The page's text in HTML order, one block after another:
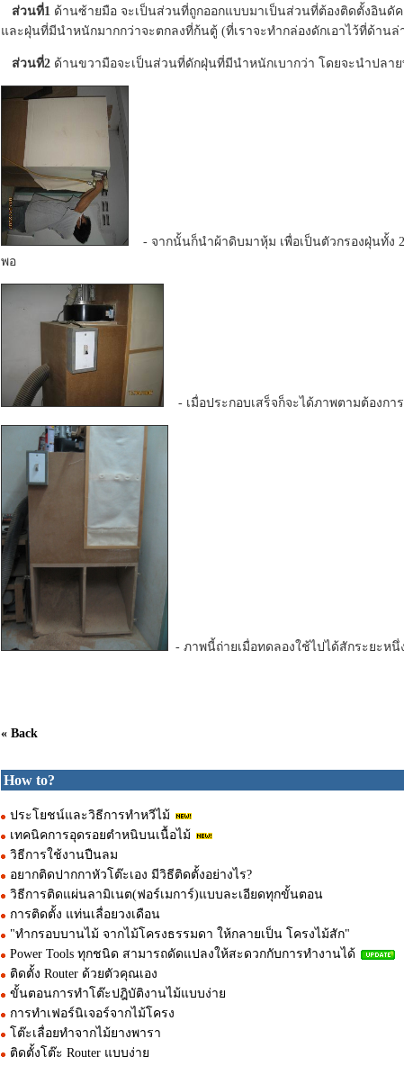
ส่วนที่1 ด้านซ้ายมือ จะเป็นส่วนที่ถูกออกแบบมาเป็นส่วนที่ต้องติดตั้งอิน
และฝุ่นที่มีนำหนักมากกว่าจะตกลงที่ก้นตู้ (ที่เราจะทำกล่องดักเอาไว้ที่ด้านล่
ส่วนที่2 ด้านขวามือจะเป็นส่วนที่ดักฝุ่นที่มีนำหนักเบากว่า โดยจะนำปล
- จากนั้นก็นำผ้าดิบมาหุ้ม เพื่อเป็นตัวกรองฝุ่นทั้ง
พอ
- เมื่อประกอบเสร็จก็จะได้ภาพตามต้องกา
- ภาพนี้ถ่ายเมื่อทดลองใช้ไปได้สักระยะหนึ่
« Back
How to?
ประโยชน์และวิธีการทำหวีไม้
เทคนิคการอุดรอยตำหนิบนเนื้อไม้
วิธีการใช้งานปืนลม
อยากติดปากกาหัวโต๊ะเอง มีวิธีติดตั้งอย่างไร?
วิธีการติดแผ่นลามิเนต(ฟอร์เมการ์)แบบละเอียดทุกขั้นตอน
การติดตั้ง แท่นเลื่อยวงเดือน
"ทำกรอบบานไม้ จากไม้โครงธรรมดา ให้กลายเป็น โครงไม้สัก"
Power Tools ทุกชนิด สามารถดัดแปลงให้สะดวกกับการทำงานได้
ติดตั้ง Router ด้วยตัวคุณเอง
ขั้นตอนการทำโต๊ะปฎิบัติงานไม้แบบง่าย
การทำเฟอร์นิเจอร์จากไม้โครง
โต๊ะเลื่อยทำจากไม้ยางพารา
ติดตั้งโต๊ะ Router แบบง่าย